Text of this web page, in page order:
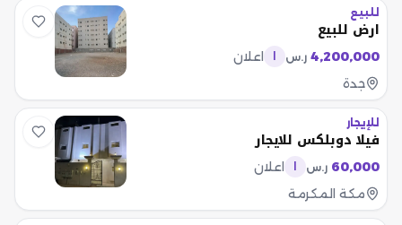
للبيع
ارض للبيع
4,200,000 ر.س
اعلان
جدة
للإيجار
فيلا دوبلكس للايجار
60,000 ر.س
اعلان
مكة المكرمة